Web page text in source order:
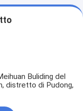
Buliding del
distretto di Pudong,